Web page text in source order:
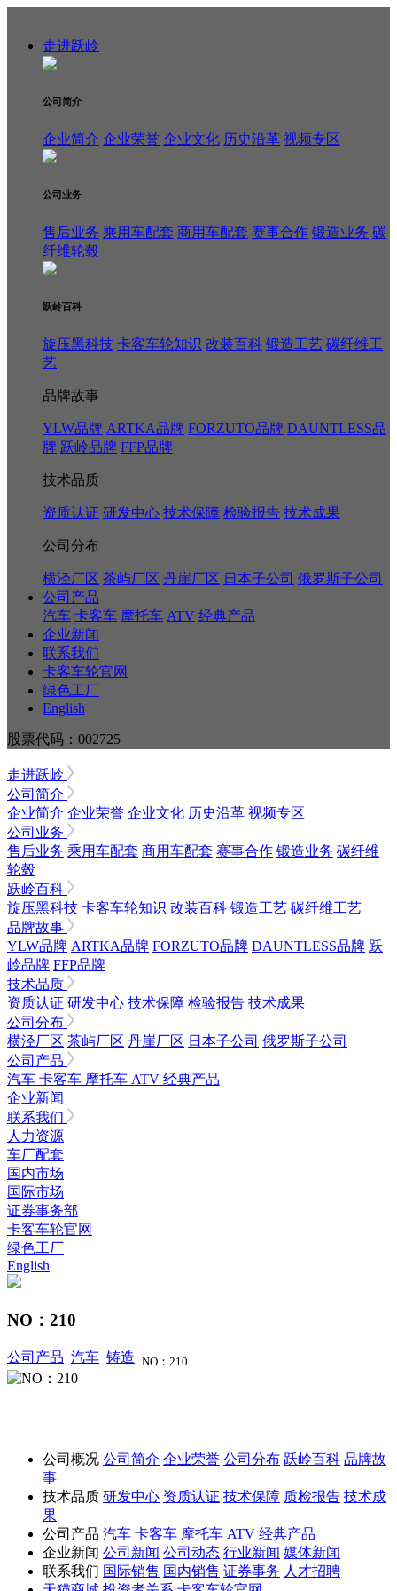
走进跃岭
公司简介
企业简介 企业荣誉 企业文化 历史沿革 视频专区
公司业务
售后业务 乘用车配套 商用车配套 赛事合作 锻造业务 碳
纤维轮毂
跃岭百科
旋压黑科技 卡客车轮知识 改装百科 锻造工艺 碳纤维工
艺
品牌故事
YLW品牌 ARTKA品牌 FORZUTO品牌 DAUNTLESS品
牌 跃岭品牌 FFP品牌
技术品质
资质认证 研发中心 技术保障 检验报告 技术成果
公司分布
横泾厂区 茶屿厂区 丹崖厂区 日本子公司 俄罗斯子公司
公司产品
汽车 卡客车 摩托车 ATV 经典产品
企业新闻
联系我们
卡客车轮官网
绿色工厂
English
股票代码：002725
走进跃岭
公司简介
企业简介 企业荣誉 企业文化 历史沿革 视频专区
公司业务
售后业务 乘用车配套 商用车配套 赛事合作 锻造业务 碳纤维
轮毂
跃岭百科
旋压黑科技 卡客车轮知识 改装百科 锻造工艺 碳纤维工艺
品牌故事
YLW品牌 ARTKA品牌 FORZUTO品牌 DAUNTLESS品牌 跃
岭品牌 FFP品牌
技术品质
资质认证 研发中心 技术保障 检验报告 技术成果
公司分布
横泾厂区 茶屿厂区 丹崖厂区 日本子公司 俄罗斯子公司
公司产品
汽车 卡客车 摩托车 ATV 经典产品
企业新闻
联系我们
人力资源
车厂配套
国内市场
国际市场
证券事务部
卡客车轮官网
绿色工厂
English
NO：210
公司产品 汽车 铸造 NO：210
公司概况 公司简介 企业荣誉 公司分布 跃岭百科 品牌故
事
技术品质 研发中心 资质认证 技术保障 质检报告 技术成
果
公司产品 汽车 卡客车 摩托车 ATV 经典产品
企业新闻 公司新闻 公司动态 行业新闻 媒体新闻
联系我们 国际销售 国内销售 证券事务 人才招聘